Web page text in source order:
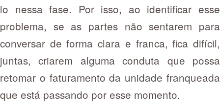
lo nessa fase. Por isso, ao identificar esse
problema, se as partes não sentarem para
conversar de forma clara e franca, fica difícil,
juntas, criarem alguma conduta que possa
retomar o faturamento da unidade franqueada
que está passando por esse momento.